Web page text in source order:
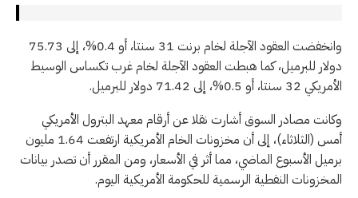
وانخفضت العقود الآجلة لخام برنت 31 سنتا، أو 0.4%، إلى 75.73
دولار للبرميل، كما هبطت العقود الآجلة لخام غرب تكساس الوسيط
الأمريكي 32 سنتا، أو 0.5%، إلى 71.42 دولار للبرميل.
وكانت مصادر السوق أشارت نقلا عن أرقام معهد البترول الأمريكي
أمس (الثلاثاء)، إلى أن مخزونات الخام الأمريكية ارتفعت 1.64 مليون
برميل الأسبوع الماضي، مما أثر في الأسعار، ومن المقرر أن تصدر بيانات
المخزونات النفطية الرسمية للحكومة الأمريكية اليوم.